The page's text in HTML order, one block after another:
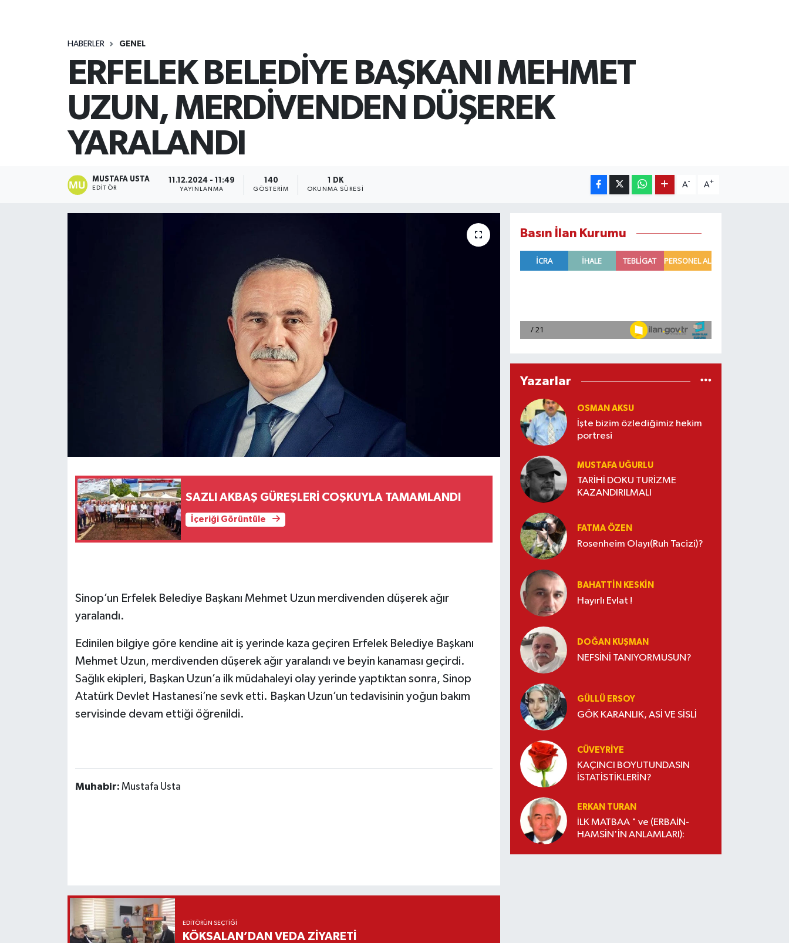
HABERLER GENEL
ERFELEK BELEDİYE BAŞKANI MEHMET
UZUN, MERDİVENDEN DÜŞEREK
YARALANDI
MUSTAFA USTA
EDITÖR
11.12.2024 - 11:49
YAYINLANMA
140
GÖSTERIM
1 DK
OKUNMA SÜRESI
A- A+
SAZLI AKBAŞ GÜREŞLERİ COŞKUYLA TAMAMLANDI
İçeriği Görüntüle
Sinop’un Erfelek Belediye Başkanı Mehmet Uzun merdivenden düşerek ağır
yaralandı.
Edinilen bilgiye göre kendine ait iş yerinde kaza geçiren Erfelek Belediye Başkanı
Mehmet Uzun, merdivenden düşerek ağır yaralandı ve beyin kanaması geçirdi.
Sağlık ekipleri, Başkan Uzun’a ilk müdahaleyi olay yerinde yaptıktan sonra, Sinop
Atatürk Devlet Hastanesi’ne sevk etti. Başkan Uzun’un tedavisinin yoğun bakım
servisinde devam ettiği öğrenildi.
Muhabir: Mustafa Usta
EDITÖRÜN SEÇTIĞI
KÖKSALAN’DAN VEDA ZİYARETİ
Basın İlan Kurumu
Yazarlar
OSMAN AKSU
İşte bizim özlediğimiz hekim
portresi
MUSTAFA UĞURLU
TARİHİ DOKU TURİZME
KAZANDIRILMALI
FATMA ÖZEN
Rosenheim Olayı(Ruh Tacizi)?
BAHATTIN KESKİN
Hayırlı Evlat !
DOĞAN KUŞMAN
NEFSİNİ TANIYORMUSUN?
GÜLLÜ ERSOY
GÖK KARANLIK, ASİ VE SİSLİ
CÜVEYRIYE
KAÇINCI BOYUTUNDASIN
İSTATİSTİKLERİN?
ERKAN TURAN
İLK MATBAA " ve (ERBAİN-
HAMSİN'İN ANLAMLARI):